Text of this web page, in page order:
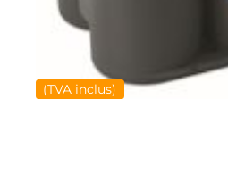
(TVA inclus)